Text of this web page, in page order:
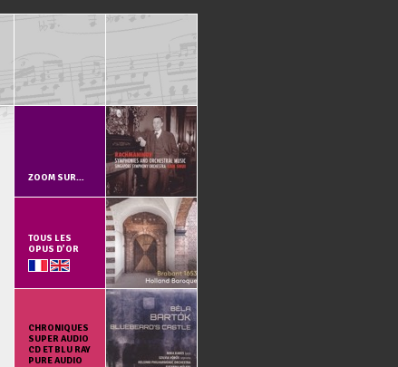
ZOOM SUR…
TOUS LES
OPUS D’OR
CHRONIQUES
SUPER AUDIO
CD ET BLU RAY
PURE AUDIO